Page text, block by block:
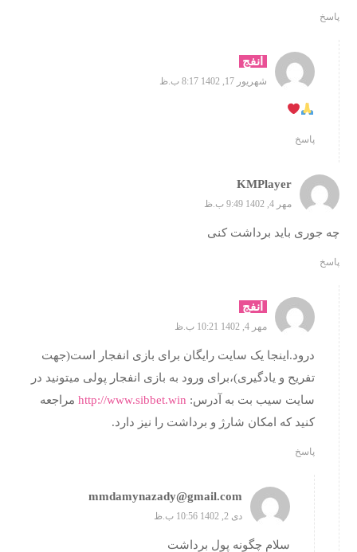
پاسخ
انفج
شهریور 17, 1402 8:17 ب.ظ
پاسخ
KMPlayer
مهر 4, 1402 9:49 ب.ظ
چه جوری باید برداشت کنی
پاسخ
انفج
مهر 4, 1402 10:21 ب.ظ
درود.اینجا یک سایت رایگان برای بازی انفجار است(جهت
تفریح و یادگیری)،برای ورود به بازی انفجار پولی میتونید در
سایت سیب بت به آدرس: http://www.sibbet.win مراجعه
کنید که امکان شارژ و برداشت را نیز دارد.
پاسخ
mmdamynazady@gmail.com
دی 2, 1402 10:56 ب.ظ
سلام چگونه پول برداشت